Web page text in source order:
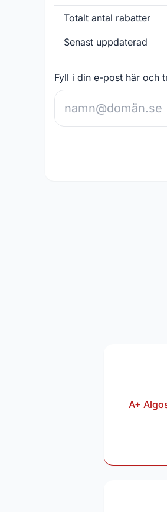
Totalt antal rabatter
Senast uppdaterad
Fyll i din e-post här och
A+